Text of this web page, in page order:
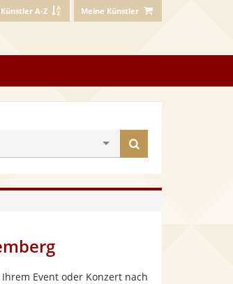
Künstler A-Z Meine Künstler
finden
Event oder Konzert nach